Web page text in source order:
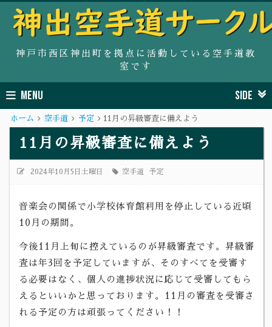
神戸市西区神出町を拠点に活動している空手道教
室です
MENU SIDE
ホーム 空手道 予定 11月の昇級審査に備えよう
11月の昇級審査に備えよう
2024年10月5日土曜日 空手道 予定
音楽会の関係で小学校体育館利用を停止している近頃
10月の期間。
今後11月上旬に控えているのが昇級審査です。昇級審
査は年3回を予定していますが、そのすべてを受審す
る必要はなく、個人の進捗状況に応じて受審してもら
えるといいかと思っております。11月の審査を受審さ
れる予定の方は頑張ってください！！